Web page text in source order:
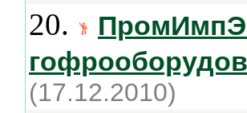
20.
(17.12.2010)